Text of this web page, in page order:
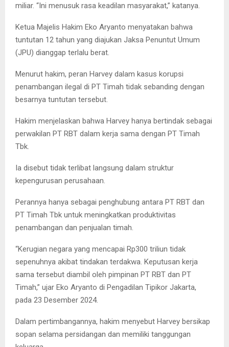
miliar. “Ini menusuk rasa keadilan masyarakat,” katanya.
Ketua Majelis Hakim Eko Aryanto menyatakan bahwa
tuntutan 12 tahun yang diajukan Jaksa Penuntut Umum
(JPU) dianggap terlalu berat.
Menurut hakim, peran Harvey dalam kasus korupsi
penambangan ilegal di PT Timah tidak sebanding dengan
besarnya tuntutan tersebut.
Hakim menjelaskan bahwa Harvey hanya bertindak sebagai
perwakilan PT RBT dalam kerja sama dengan PT Timah
Tbk.
Ia disebut tidak terlibat langsung dalam struktur
kepengurusan perusahaan.
Perannya hanya sebagai penghubung antara PT RBT dan
PT Timah Tbk untuk meningkatkan produktivitas
penambangan dan penjualan timah.
“Kerugian negara yang mencapai Rp300 triliun tidak
sepenuhnya akibat tindakan terdakwa. Keputusan kerja
sama tersebut diambil oleh pimpinan PT RBT dan PT
Timah,” ujar Eko Aryanto di Pengadilan Tipikor Jakarta,
pada 23 Desember 2024.
Dalam pertimbangannya, hakim menyebut Harvey bersikap
sopan selama persidangan dan memiliki tanggungan